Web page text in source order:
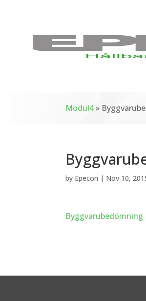
Modul4»
by Epecon | Nov 10,
Byggvarubedömning